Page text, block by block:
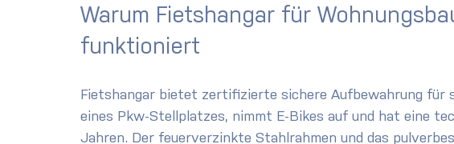
Warum Fietshangar für
funktioniert
Fietshangar bietet zertifizierte sichere Aufbewahrung für
eines Pkw-Stellplatzes, nimmt E-Bikes auf und hat eine
Jahren. Der feuerverzinkte Stahlrahmen und das